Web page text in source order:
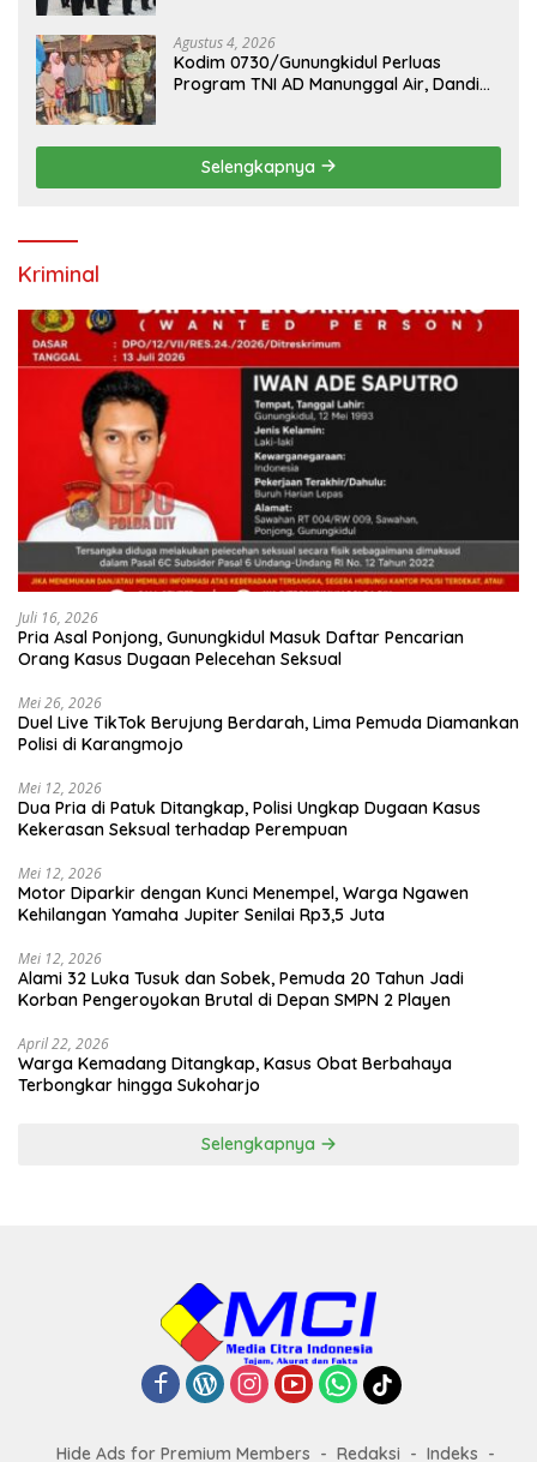
Agustus 4, 2026
Kodim 0730/Gunungkidul Perluas
Program TNI AD Manunggal Air, Dandim:
Selengkapnya
Kriminal
Juli 16, 2026
Pria Asal Ponjong, Gunungkidul Masuk Daftar Pencarian
Orang Kasus Dugaan Pelecehan Seksual
Mei 26, 2026
Duel Live TikTok Berujung Berdarah, Lima Pemuda Diamankan
Polisi di Karangmojo
Mei 12, 2026
Dua Pria di Patuk Ditangkap, Polisi Ungkap Dugaan Kasus
Kekerasan Seksual terhadap Perempuan
Mei 12, 2026
Motor Diparkir dengan Kunci Menempel, Warga Ngawen
Kehilangan Yamaha Jupiter Senilai Rp3,5 Juta
Mei 12, 2026
Alami 32 Luka Tusuk dan Sobek, Pemuda 20 Tahun Jadi
Korban Pengeroyokan Brutal di Depan SMPN 2 Playen
April 22, 2026
Warga Kemadang Ditangkap, Kasus Obat Berbahaya
Terbongkar hingga Sukoharjo
Selengkapnya
Hide Ads for Premium Members Redaksi Indeks